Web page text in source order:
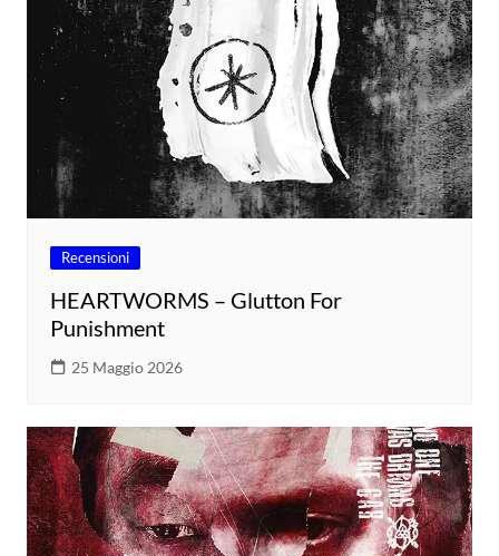
Recensioni
HEARTWORMS – Glutton For
Punishment
25 Maggio 2026